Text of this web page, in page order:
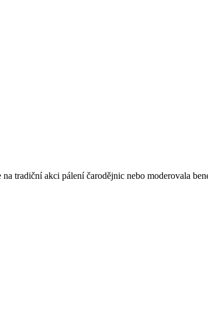
tradiční akci pálení čarodějnic nebo moderovala